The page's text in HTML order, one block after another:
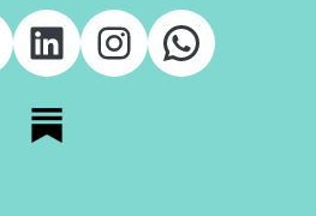
LinkedIn
Instagram